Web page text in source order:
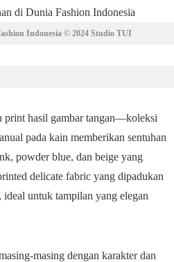
Indonesia © 2024 Studio TUI
print hasil gambar tangan—koleksi
pada kain memberikan sentuhan
powder blue, dan beige yang
delicate fabric yang dipadukan
untuk tampilan yang elegan
masing dengan karakter dan